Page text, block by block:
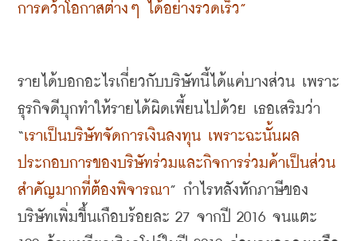
การคว้าโอกาสต่างๆ ได้อย่างรวดเร็ว”
รายได้บอกอะไรเกี่ยวกับบริษัทนี้ได้แค่บางส่วน เพราะ
ธุรกิจดีบุกทำให้รายได้ผิดเพี้ยนไปด้วย เธอเสริมว่า
“เราเป็นบริษัทจัดการเงินลงทุน เพราะฉะนั้นผล
ประกอบการของบริษัทร่วมและกิจการร่วมค้าเป็นส่วน
สำคัญมากที่ต้องพิจารณา” กำไรหลังหักภาษีของ
บริษัทเพิ่มขึ้นเกือบร้อยละ 27 จากปี 2016 จนแตะ